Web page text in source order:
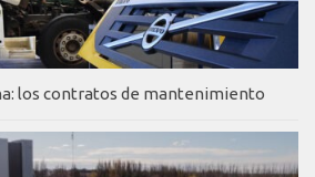
los contratos de mantenimiento